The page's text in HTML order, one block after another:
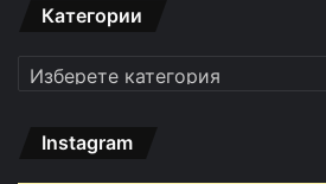
Категории
Категории
Instagram